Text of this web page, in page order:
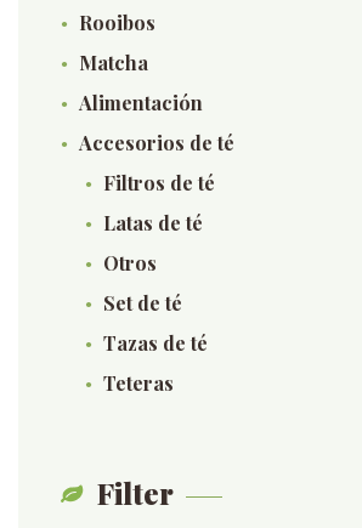
Rooibos
Matcha
Alimentación
Accesorios de té
Filtros de té
Latas de té
Otros
Set de té
Tazas de té
Teteras
Filter